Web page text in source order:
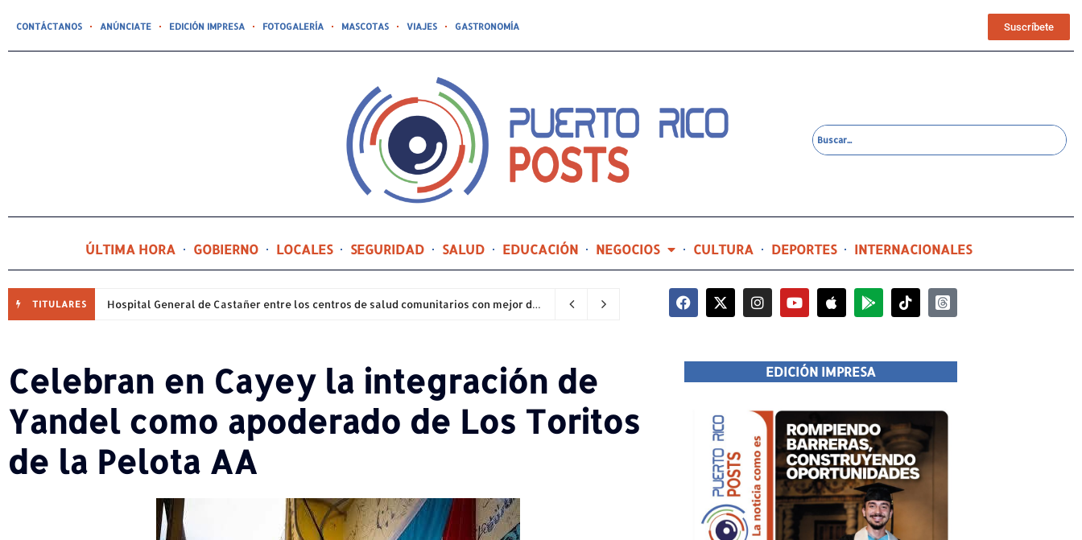
CONTÁCTANOS ANÚNCIATE EDICIÓN IMPRESA FOTOGALERÍA MASCOTAS VIAJES GASTRONOMÍA Suscríbete
ÚLTIMA HORA GOBIERNO LOCALES SEGURIDAD SALUD EDUCACIÓN NEGOCIOS CULTURA DEPORTES INTERNACIONALES
TITULARES Hospital General de Castañer entre los centros de salud comunitarios con mejor desempeño clínico de Estados Unidos 3 horas ago
Celebran en Cayey la integración de
Yandel como apoderado de Los Toritos
de la Pelota AA
EDICIÓN IMPRESA